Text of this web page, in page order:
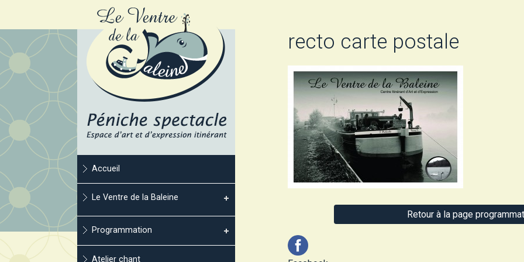
Accueil
Le Ventre de la Baleine
Programmation
Atelier chant
recto carte postale
Retour à la page